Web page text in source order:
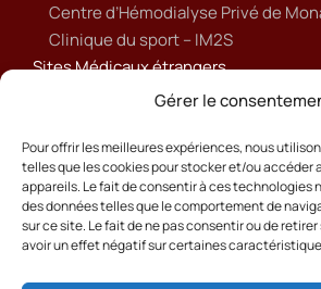
Gérer le
Pour offrir les meilleures expériences, nous
telles que les cookies pour stocker et/ou accéder
appareils. Le fait de consentir à ces technologies
des données telles que le comportement de
sur ce site. Le fait de ne pas consentir ou de
avoir un effet négatif sur certaines
Centre d’Hémodialyse Privé de
Clinique du sport – IM2S
Sites Médicaux étrangers
Ordre national des médecins
Politique de cookies (UE)